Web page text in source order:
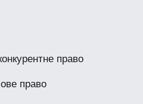
право
право